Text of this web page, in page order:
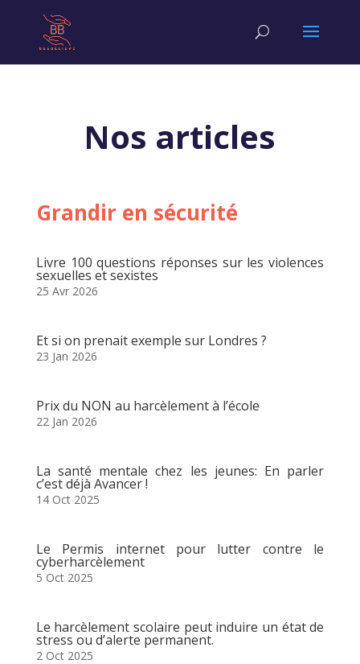
Nos articles
Grandir en sécurité
Livre 100 questions réponses sur les violences
sexuelles et sexistes
25 Avr 2026
Et si on prenait exemple sur Londres ?
23 Jan 2026
Prix du NON au harcèlement à l’école
22 Jan 2026
La santé mentale chez les jeunes: En parler
c’est déjà Avancer !
14 Oct 2025
Le Permis internet pour lutter contre le
cyberharcèlement
5 Oct 2025
Le harcèlement scolaire peut induire un état de
stress ou d’alerte permanent.
2 Oct 2025